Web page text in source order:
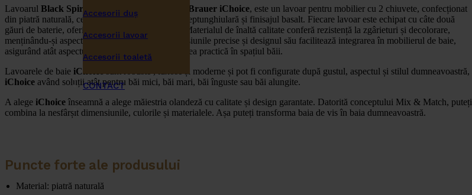
Accesorii duş
Accesorii lavoar
Accesorii toaletă
CONTACT
Lavoarul Black Spirit al producătorului olandez Brauer iChoice, este un lavoar pentru mobilier cu 2 chiuvete, confecționat
din piatră naturală, ce se remarcă prin forma sa dreptunghiulară și finisajul basalt. Fiecare lavoar este echipat cu câte două
găuri de baterie, oferind flexibilitate în instalare. Materialul de înaltă calitate conferă rezistență la zgârieturi și decolorare,
menținându-și aspectul impecabil în timp. Dimensiunile precise și designul său facilitează integrarea în mobilierul de baie,
asigurând atât aspectul estetic, cât și funcționalitatea practică în spațiul băii.
Lavoarele de baie iChoice
sunt robuste , luxose și moderne și pot fi configurate după gustul, aspectul și stilul dumneavoastră,
iChoice având soluții atât pentru băi mici, băi mari, băi înguste sau băi alungite.
A alege iChoice înseamnă a alege măiestria olandeză cu calitate și design garantate. Datorită conceptului Mix & Match, puteți
combina la nesfârșit dimensiunile, culorile și materialele. Așa puteți transforma baia de vis în baia dumneavoastră.
Puncte forte ale produsului
Material: piatră naturală